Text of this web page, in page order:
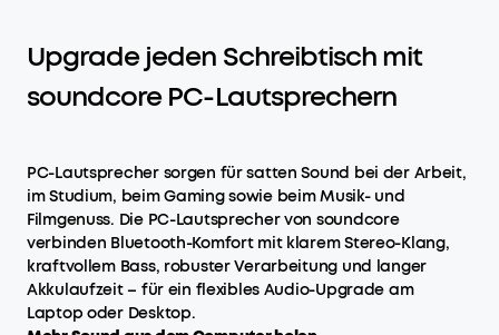
Upgrade jeden Schreibtisch mit
soundcore PC-Lautsprechern
PC-Lautsprecher sorgen für satten Sound bei der Arbeit,
im Studium, beim Gaming sowie beim Musik- und
Filmgenuss. Die PC-Lautsprecher von soundcore
verbinden Bluetooth-Komfort mit klarem Stereo-Klang,
kraftvollem Bass, robuster Verarbeitung und langer
Akkulaufzeit – für ein flexibles Audio-Upgrade am
Laptop oder Desktop.